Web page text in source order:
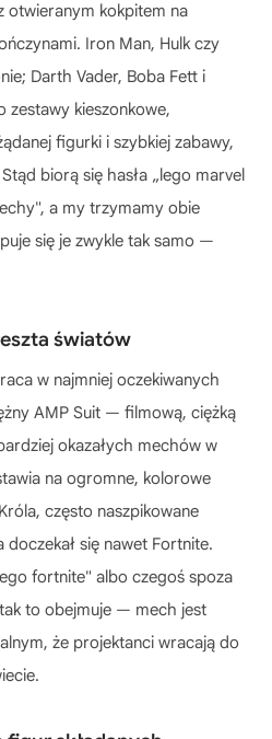
otwieranym kokpitem na
Iron Man, Hulk czy
Darth Vader, Boba Fett i
zestawy kieszonkowe,
figurki i szybkiej zabawy,
biorą się hasła „lego marvel
a my trzymamy obie
się je zwykle tak samo —
światów
w najmniej oczekiwanych
AMP Suit — filmową, ciężką
okazałych mechów w
na ogromne, kolorowe
często naszpikowane
się nawet Fortnite.
fortnite" albo czegoś spoza
to obejmuje — mech jest
że projektanci wracają do